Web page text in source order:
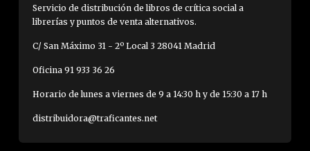
Servicio de distribución de libros de crítica social a
librerías y puntos de venta alternativos.
C/ San Máximo 31 - 2º Local 3 28041 Madrid
Oficina 91 933 36 26
Horario de lunes a viernes de 9 a 14:30 h y de 15:30 a 17 h
distribuidora@traficantes.net